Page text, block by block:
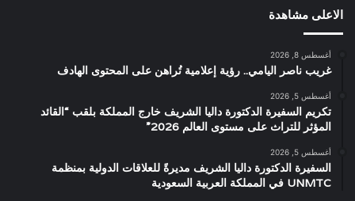
الاعلى مشاهدة
أغسطس 8, 2026
غريب ناصر اليامي.. رؤية إعلامية تُراهن على المحتوى الهادف
أغسطس 5, 2026
تكريم السفيرة الدكتورة داليا الشريف خارج المملكة بلقب “القائد
المؤثر للتراث على مستوى العالم 2026”
أغسطس 5, 2026
السفيرة الدكتورة داليا الشريف مديرةً للعلاقات الدولية بمنظمة
UNMTC في المملكة العربية السعودية